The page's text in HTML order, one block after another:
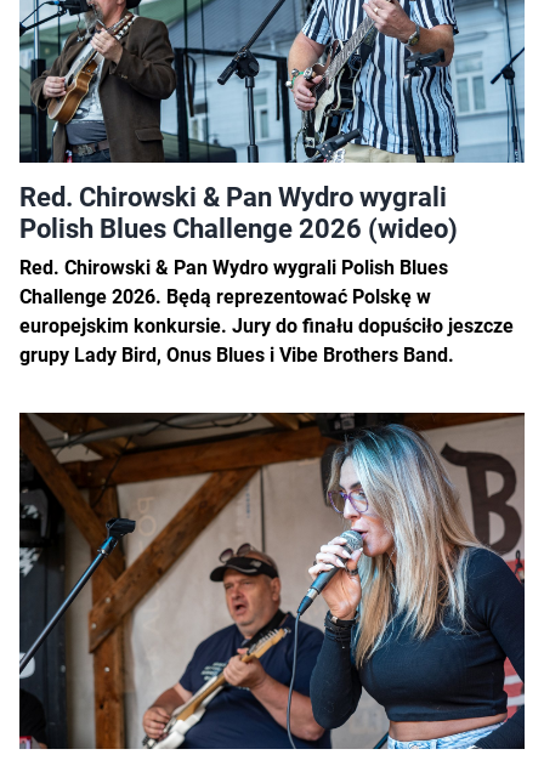
Red. Chirowski & Pan Wydro wygrali
Polish Blues Challenge 2026 (wideo)
Red. Chirowski & Pan Wydro wygrali Polish Blues
Challenge 2026. Będą reprezentować Polskę w
europejskim konkursie. Jury do finału dopuściło jeszcze
grupy Lady Bird, Onus Blues i Vibe Brothers Band.